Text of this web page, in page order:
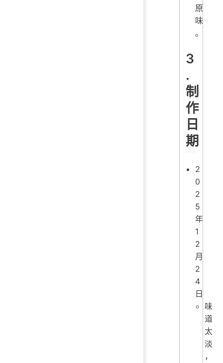
原
味
。
3
.
制
作
日
期
2
0
2
5
年
1
2
月
2
4
日
味
道
太
淡
，